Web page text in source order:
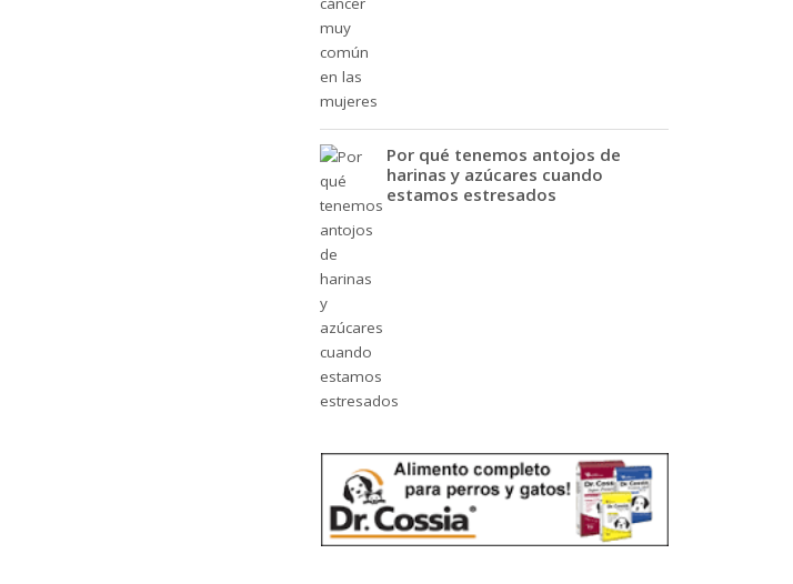
Por qué tenemos antojos de
harinas y azúcares cuando
estamos estresados